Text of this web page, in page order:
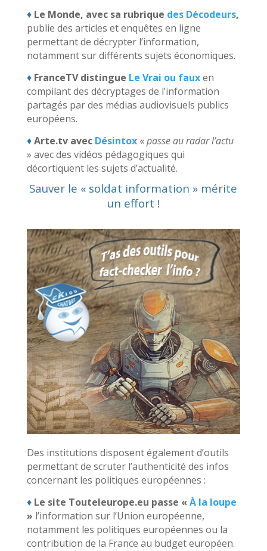
♦ Le Monde, avec sa rubrique des Décodeurs,
publie des articles et enquêtes en ligne
permettant de décrypter l’information,
notamment sur différents sujets économiques.
♦ FranceTV distingue Le Vrai ou fauxen
compilant des décryptages de l’information
partagés par des médias audiovisuels publics
européens.
♦Arte.tv avec Désintox «passe au radar l’actu
» avec des vidéos pédagogiques qui
décortiquent les sujets d’actualité.
Sauver le « soldat information » mérite
un effort !
Des institutions disposent également d’outils
permettant de scruter l’authenticité des infos
concernant les politiques européennes :
♦ Le site Touteleurope.eu passe «À la loupe
» l’information sur l’Union européenne,
notamment les politiques européennes ou la
contribution de la France au budget européen.